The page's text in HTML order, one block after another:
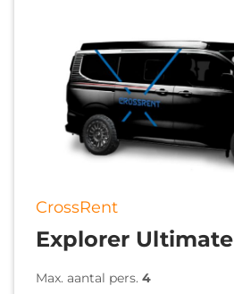
CrossRent
Explorer Ultimate
Max. aantal pers. 4